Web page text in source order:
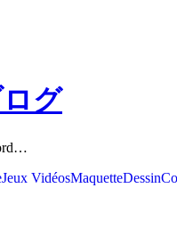
グ
Jeux VidéosMaquetteDessin